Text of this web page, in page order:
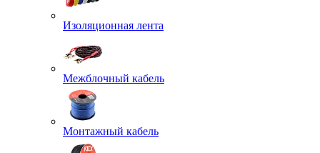
Изоляционная лента
Межблочный кабель
Монтажный кабель